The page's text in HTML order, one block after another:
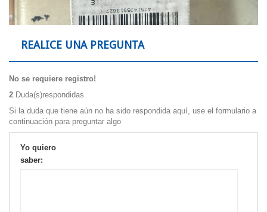
REALICE UNA PREGUNTA
No se requiere registro!
2 Duda(s)respondidas
Si la duda que tiene aún no ha sido respondida aquí, use el formulario a
continuación para preguntar algo
Yo quiero
saber: